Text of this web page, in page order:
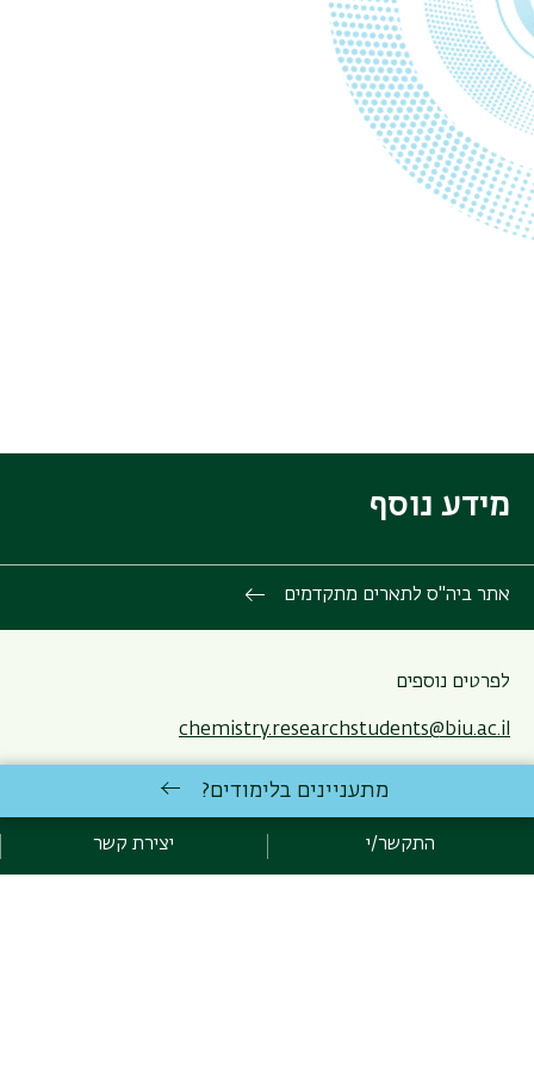
מידע נוסף
אתר ביה"ס לתארים מתקדמים
לפרטים נוספים
chemistry.researchstudents@biu.ac.il
מתעניינים בלימודים?
התקשר/י יצירת קשר